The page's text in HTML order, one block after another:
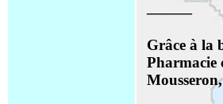
———
Grâce à la
Pharmacie